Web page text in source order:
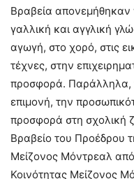
Βραβεία απονεμήθηκαν
γαλλική και αγγλική
αγωγή, στο χορό, στις
τέχνες, στην
προσφορά. Παράλληλα,
επιμονή, την
προσφορά στη σχολική
Βραβείο του Προέδρου
Μείζονος Μόντρεαλ
Κοινότητας Μείζονος